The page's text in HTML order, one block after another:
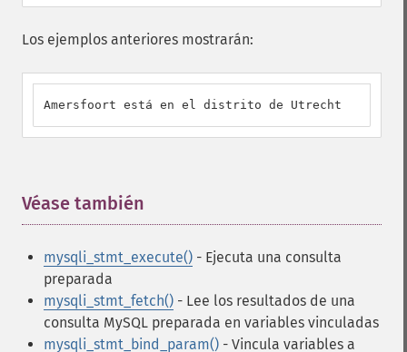
Los ejemplos anteriores mostrarán:
Amersfoort está en el distrito de Utrecht
Véase también
mysqli_stmt_execute() - Ejecuta una consulta
preparada
mysqli_stmt_fetch() - Lee los resultados de una
consulta MySQL preparada en variables vinculadas
mysqli_stmt_bind_param() - Vincula variables a